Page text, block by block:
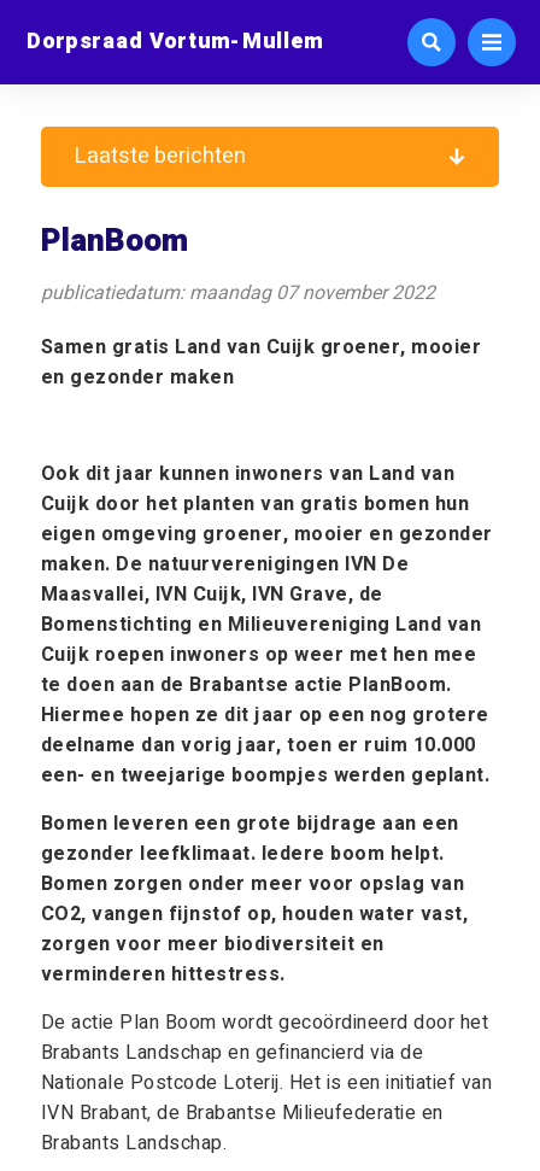
Dorpsraad Vortum-Mullem
PlanBoom
publicatiedatum: maandag 07 november 2022
Samen gratis Land van Cuijk groener, mooier
en gezonder maken
Ook dit jaar kunnen inwoners van Land van
Cuijk door het planten van gratis bomen hun
eigen omgeving groener, mooier en gezonder
maken. De natuurverenigingen IVN De
Maasvallei, IVN Cuijk, IVN Grave, de
Bomenstichting en Milieuvereniging Land van
Cuijk roepen inwoners op weer met hen mee
te doen aan de Brabantse actie PlanBoom.
Hiermee hopen ze dit jaar op een nog grotere
deelname dan vorig jaar, toen er ruim 10.000
een- en tweejarige boompjes werden geplant.
Bomen leveren een grote bijdrage aan een
gezonder leefklimaat. Iedere boom helpt.
Bomen zorgen onder meer voor opslag van
CO2, vangen fijnstof op, houden water vast,
zorgen voor meer biodiversiteit en
verminderen hittestress.
De actie Plan Boom wordt gecoördineerd door het
Brabants Landschap en gefinancierd via de
Nationale Postcode Loterij. Het is een initiatief van
IVN Brabant, de Brabantse Milieufederatie en
Brabants Landschap.
Laatste berichten